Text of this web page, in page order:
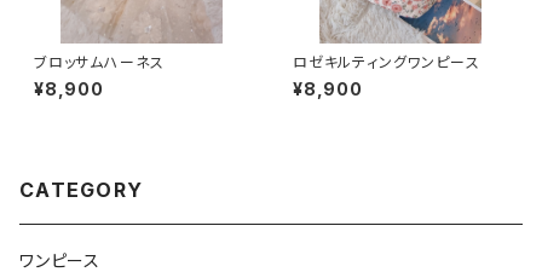
ブロッサムハーネス
¥8,900
ロゼキルティングワンピース
¥8,900
CATEGORY
ワンピース